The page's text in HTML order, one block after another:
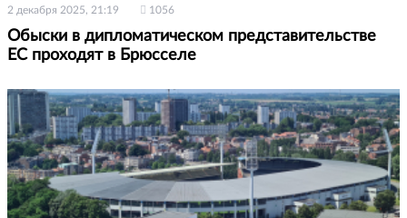
2 декабря 2025, 21:19 1056
Обыски в дипломатическом представительстве
ЕС проходят в Брюсселе